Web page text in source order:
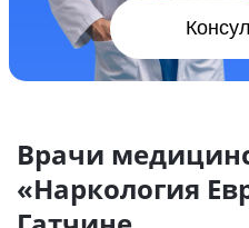
Врачи
«Наркология